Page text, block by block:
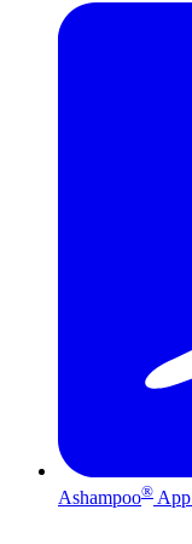
Ashampoo® App